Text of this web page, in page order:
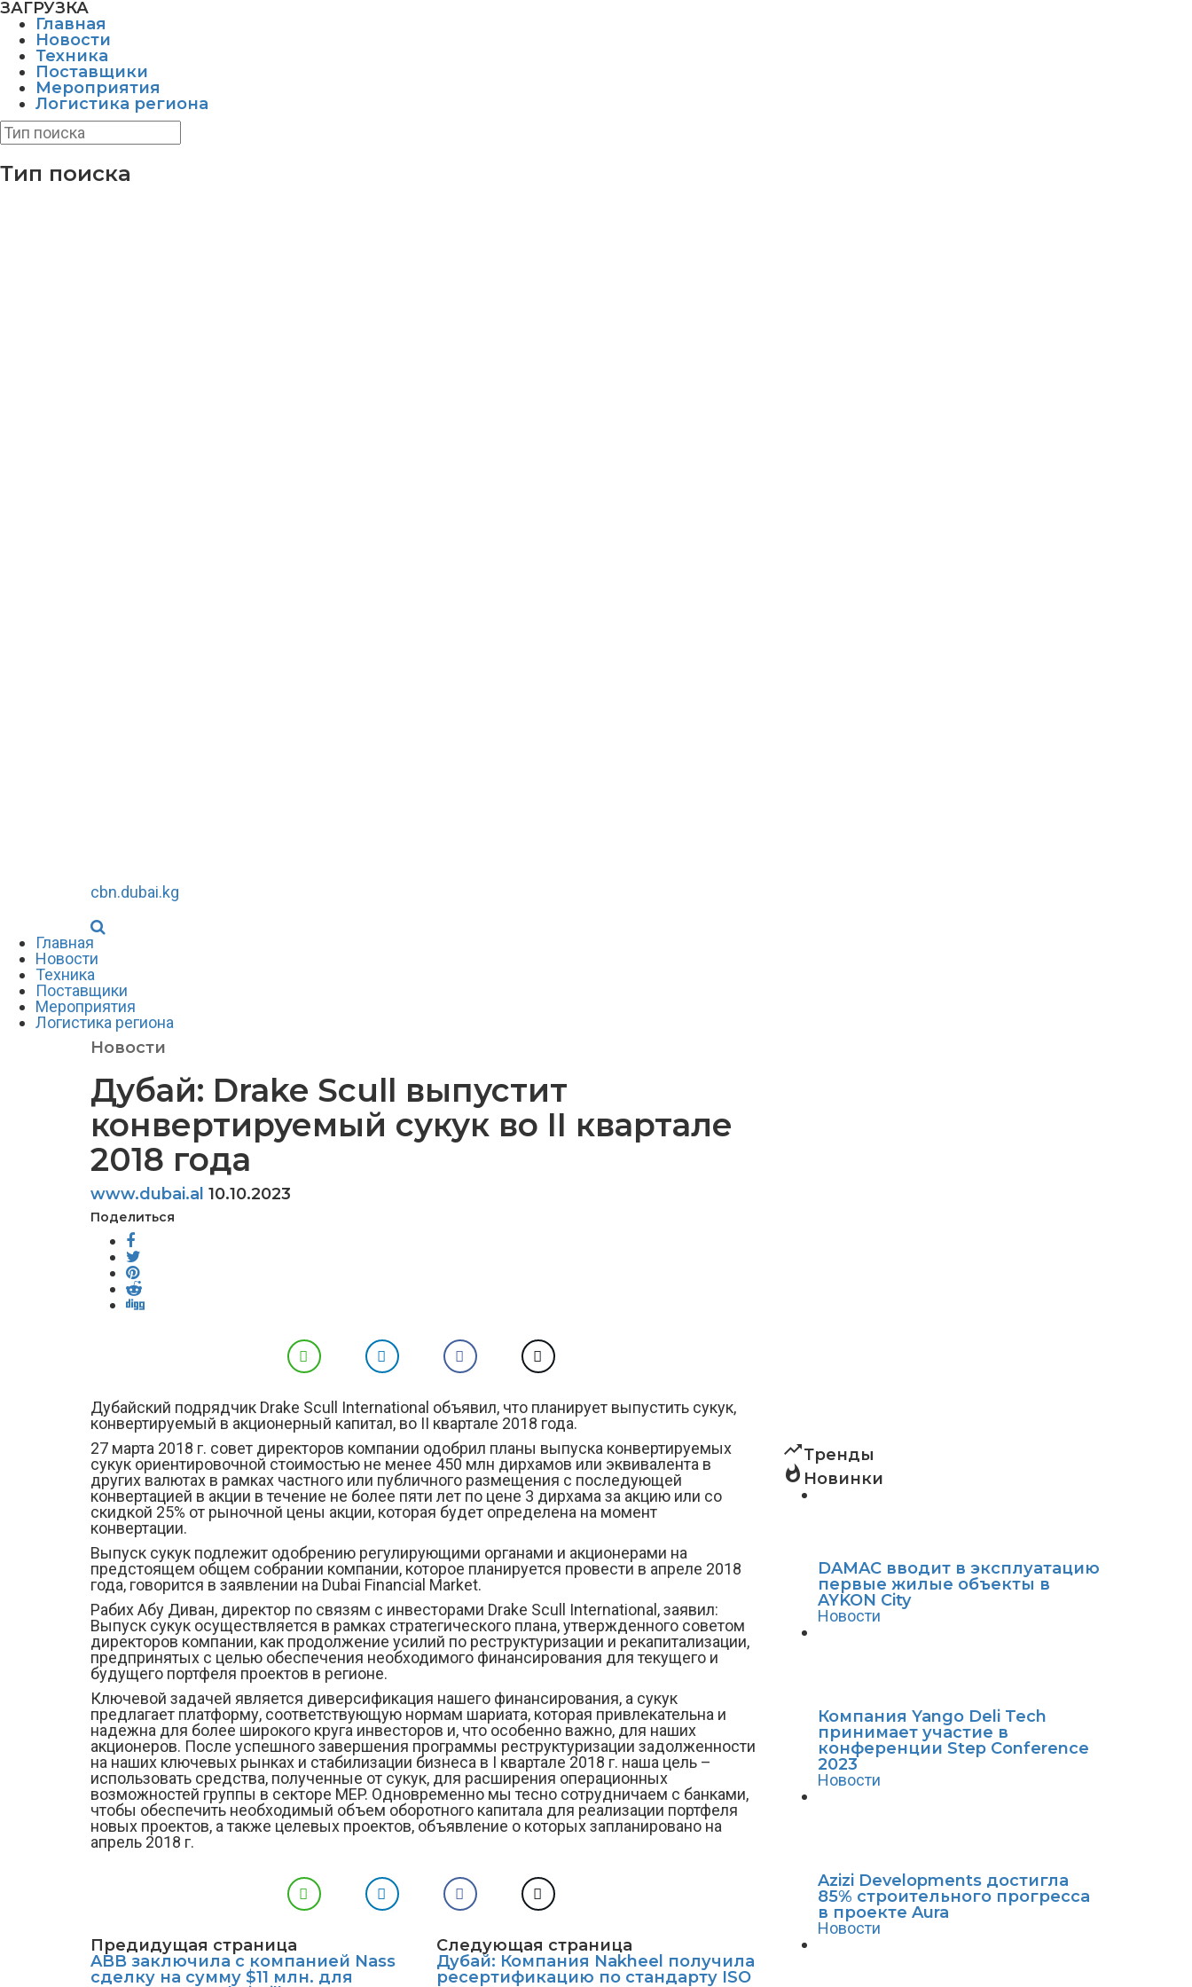
ЗАГРУЗКА
Главная
Новости
Техника
Поставщики
Мероприятия
Логистика региона
Тип поиска
cbn.dubai.kg
Главная
Новости
Техника
Поставщики
Мероприятия
Логистика региона
Новости
Дубай: Drake Scull выпустит
конвертируемый сукук во II квартале
2018 года
www.dubai.al 10.10.2023
Поделиться
Дубайский подрядчик Drake Scull International объявил, что планирует выпустить сукук,
конвертируемый в акционерный капитал, во II квартале 2018 года.
27 марта 2018 г. совет директоров компании одобрил планы выпуска конвертируемых
сукук ориентировочной стоимостью не менее 450 млн дирхамов или эквивалента в
других валютах в рамках частного или публичного размещения с последующей
конвертацией в акции в течение не более пяти лет по цене 3 дирхама за акцию или со
скидкой 25% от рыночной цены акции, которая будет определена на момент
конвертации.
Выпуск сукук подлежит одобрению регулирующими органами и акционерами на
предстоящем общем собрании компании, которое планируется провести в апреле 2018
года, говорится в заявлении на Dubai Financial Market.
Рабих Абу Диван, директор по связям с инвесторами Drake Scull International, заявил:
Выпуск сукук осуществляется в рамках стратегического плана, утвержденного советом
директоров компании, как продолжение усилий по реструктуризации и рекапитализации,
предпринятых с целью обеспечения необходимого финансирования для текущего и
будущего портфеля проектов в регионе.
Ключевой задачей является диверсификация нашего финансирования, а сукук
предлагает платформу, соответствующую нормам шариата, которая привлекательна и
надежна для более широкого круга инвесторов и, что особенно важно, для наших
акционеров. После успешного завершения программы реструктуризации задолженности
на наших ключевых рынках и стабилизации бизнеса в I квартале 2018 г. наша цель –
использовать средства, полученные от сукук, для расширения операционных
возможностей группы в секторе MEP. Одновременно мы тесно сотрудничаем с банками,
чтобы обеспечить необходимый объем оборотного капитала для реализации портфеля
новых проектов, а также целевых проектов, объявление о которых запланировано на
апрель 2018 г.
Предидущая страница
ABB заключила с компанией Nass
сделку на сумму $11 млн. для
Следующая страница
Дубай: Компания Nakheel получила
ресертификацию по стандарту ISO
trending_upТренды
whatshot Новинки
DAMAC вводит в эксплуатацию
первые жилые объекты в
AYKON City
Новости
Компания Yango Deli Tech
принимает участие в
конференции Step Conference
2023
Новости
Azizi Developments достигла
85% строительного прогресса
в проекте Aura
Новости